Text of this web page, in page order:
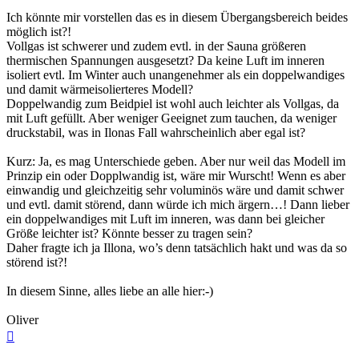
Ich könnte mir vorstellen das es in diesem Übergangsbereich beides
möglich ist?!
Vollgas ist schwerer und zudem evtl. in der Sauna größeren
thermischen Spannungen ausgesetzt? Da keine Luft im inneren
isoliert evtl. Im Winter auch unangenehmer als ein doppelwandiges
und damit wärmeisolierteres Modell?
Doppelwandig zum Beidpiel ist wohl auch leichter als Vollgas, da
mit Luft gefüllt. Aber weniger Geeignet zum tauchen, da weniger
druckstabil, was in Ilonas Fall wahrscheinlich aber egal ist?
Kurz: Ja, es mag Unterschiede geben. Aber nur weil das Modell im
Prinzip ein oder Dopplwandig ist, wäre mir Wurscht! Wenn es aber
einwandig und gleichzeitig sehr voluminös wäre und damit schwer
und evtl. damit störend, dann würde ich mich ärgern…! Dann lieber
ein doppelwandiges mit Luft im inneren, was dann bei gleicher
Größe leichter ist? Könnte besser zu tragen sein?
Daher fragte ich ja Illona, wo’s denn tatsächlich hakt und was da so
störend ist?!
In diesem Sinne, alles liebe an alle hier:-)
Oliver